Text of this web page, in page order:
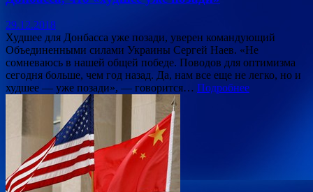
29.12.2018
Худшее для Донбасса уже позади, уверен командующий
Объединенными силами Украины Сергей Наев. «Не
сомневаюсь в нашей общей победе. Поводов для оптимизма
сегодня больше, чем год назад. Да, нам все еще не легко, но и
худшее — уже позади», — говорится… Подробнее